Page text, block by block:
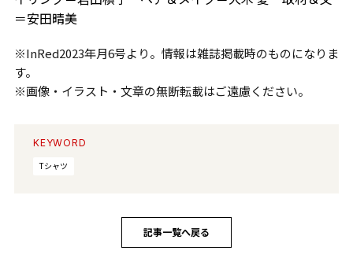
＝安田晴美
※InRed2023年月6号より。情報は雑誌掲載時のものになりま
す。
※画像・イラスト・文章の無断転載はご遠慮ください。
KEYWORD
Tシャツ
記事一覧へ戻る